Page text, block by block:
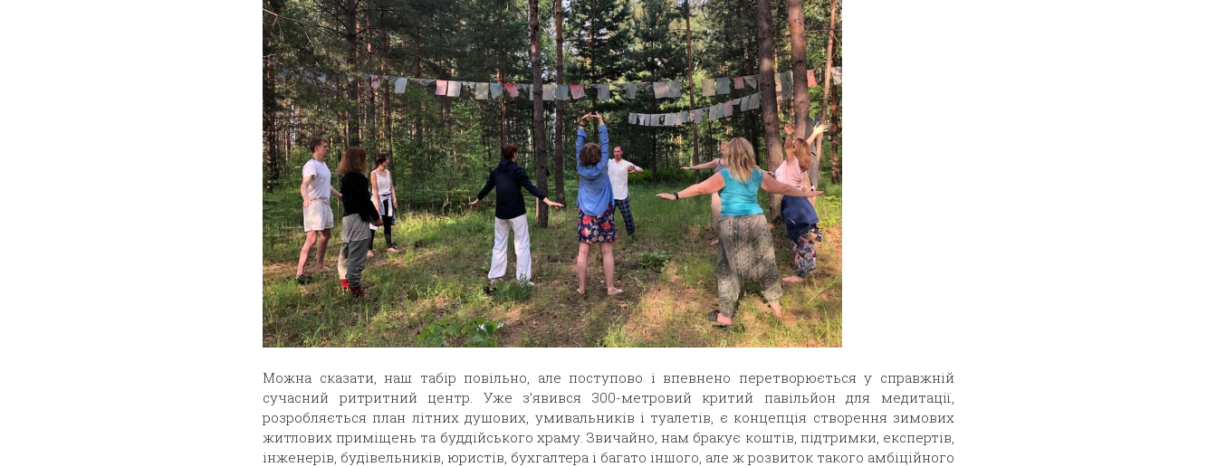
Можна сказати, наш табір повільно, але поступово і впевнено перетворюється у справжній
сучасний ритритний центр. Уже з’явився 300-метровий критий павільйон для медитації,
розробляється план літних душових, умивальників і туалетів, є концепція створення зимових
житлових приміщень та буддійського храму. Звичайно, нам бракує коштів, підтримки, експертів,
інженерів, будівельників, юристів, бухгалтера і багато іншого, але ж розвиток такого амбіційного